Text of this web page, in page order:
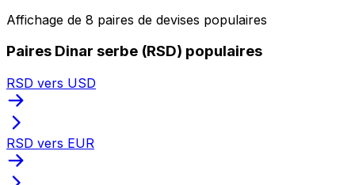
Affichage de 8 paires de devises populaires
Paires Dinar serbe (RSD) populaires
RSD vers USD
RSD vers EUR